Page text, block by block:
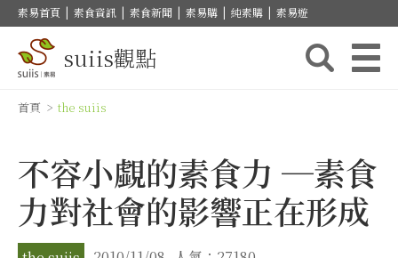
素易首頁 | 素食資訊 | 素食新聞 | 素易購 | 純素購 | 素易遊
suiis觀點
首頁 > the suiis
不容小覷的素食力 ─素食
力對社會的影響正在形成